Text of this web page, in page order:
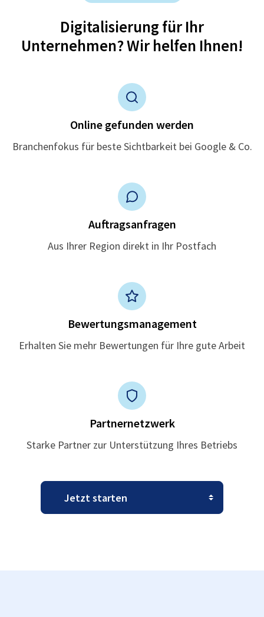
Digitalisierung für Ihr
Unternehmen? Wir helfen Ihnen!
Online gefunden werden
Branchenfokus für beste Sichtbarkeit bei Google & Co.
Auftragsanfragen
Aus Ihrer Region direkt in Ihr Postfach
Bewertungsmanagement
Erhalten Sie mehr Bewertungen für Ihre gute Arbeit
Partnernetzwerk
Starke Partner zur Unterstützung Ihres Betriebs